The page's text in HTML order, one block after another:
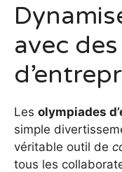
avec
Les olympiades
simple
véritable outil de
tous les